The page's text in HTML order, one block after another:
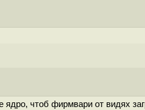
чтоб фирмвари от видях